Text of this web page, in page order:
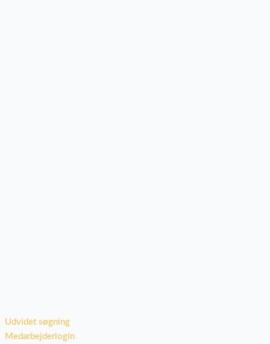
Udvidet søgning
Medarbejderlogin